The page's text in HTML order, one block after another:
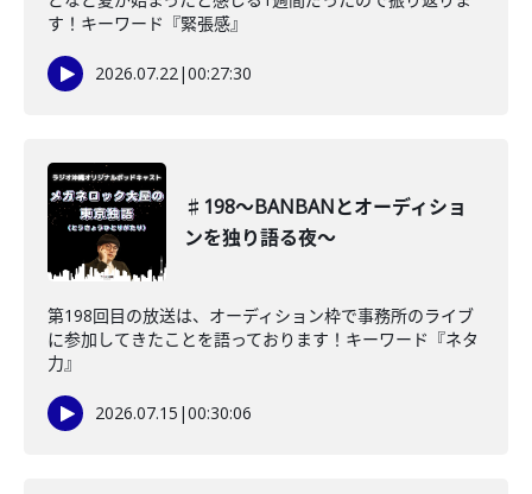
す！キーワード『緊張感』
2026.07.22|00:27:30
♯198〜BANBANとオーディショ
ンを独り語る夜〜
第198回目の放送は、オーディション枠で事務所のライブ
に参加してきたことを語っております！キーワード『ネタ
力』
2026.07.15 |00:30:06